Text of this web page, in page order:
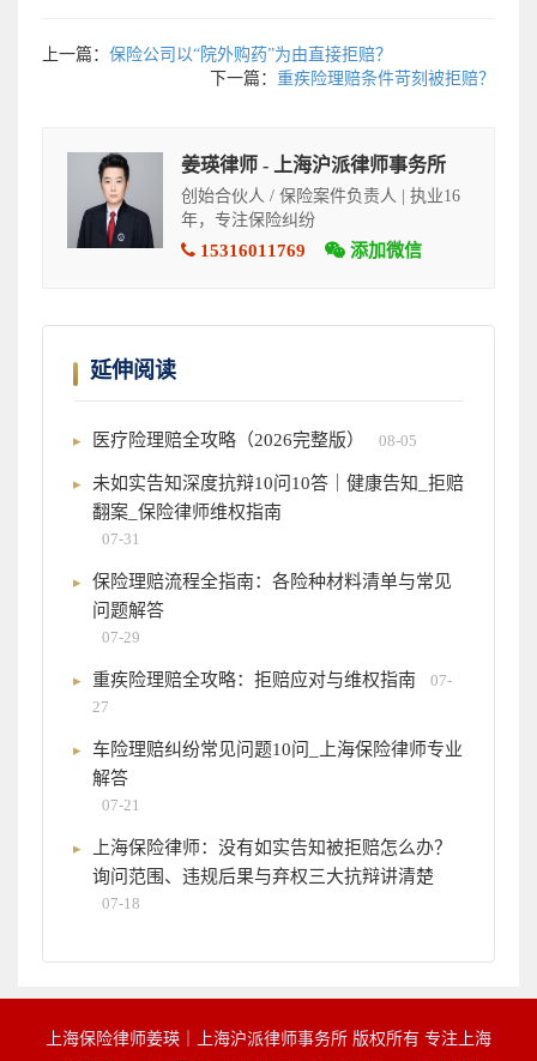
上一篇： 保险公司以“院外购药”为由直接拒赔？
下一篇： 重疾险理赔条件苛刻被拒赔？
姜瑛律师 - 上海沪派律师事务所
创始合伙人 / 保险案件负责人 | 执业16
年，专注保险纠纷
15316011769 添加微信
延伸阅读
医疗险理赔全攻略（2026完整版） 08-05
未如实告知深度抗辩10问10答｜健康告知_拒赔
翻案_保险律师维权指南
07-31
保险理赔流程全指南：各险种材料清单与常见
问题解答
07-29
重疾险理赔全攻略：拒赔应对与维权指南
07-
27
车险理赔纠纷常见问题10问_上海保险律师专业
解答
07-21
上海保险律师：没有如实告知被拒赔怎么办？
询问范围、违规后果与弃权三大抗辩讲清楚
07-18
上海保险律师姜瑛｜上海沪派律师事务所 版权所有 专注上海